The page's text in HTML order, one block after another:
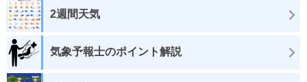
2週間天気
気象予報士のポイント解説